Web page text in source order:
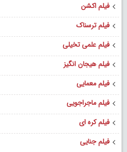
فیلم اکشن
فیلم ترسناک
فیلم علمی تخیلی
فیلم هیجان انگیز
فیلم معمایی
فیلم ماجراجویی
فیلم کره ای
فیلم جنایی